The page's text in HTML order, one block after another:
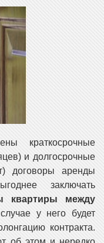
краткосрочные
и долгосрочные
договоры аренды
заключать
квартиры между
у него будет
контракта.